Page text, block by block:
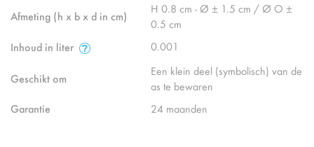
Afmeting (h x b x d in cm)
H 0.8 cm - Ø ± 1.5 cm / Ø O ±
0.5 cm
Inhoud in liter
0.001
Geschikt om
Een klein deel (symbolisch) van de
as te bewaren
Garantie
24 maanden